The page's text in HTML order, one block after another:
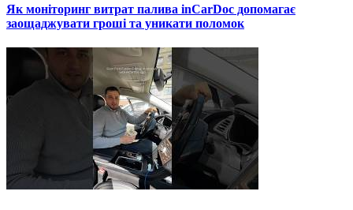
Як моніторинг витрат палива inCarDoc допомагає
заощаджувати гроші та уникати поломок